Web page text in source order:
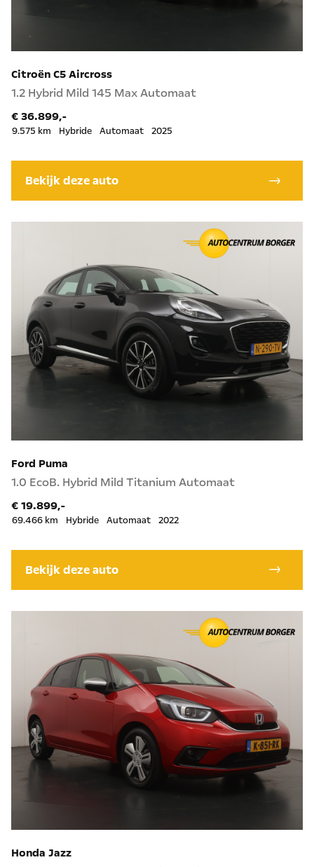
Citroën C5 Aircross
1.2 Hybrid Mild 145 Max Automaat
€ 36.899,-
9.575 km Hybride Automaat 2025
Bekijk deze auto
Ford Puma
1.0 EcoB. Hybrid Mild Titanium Automaat
€ 19.899,-
69.466 km Hybride Automaat 2022
Bekijk deze auto
Honda Jazz